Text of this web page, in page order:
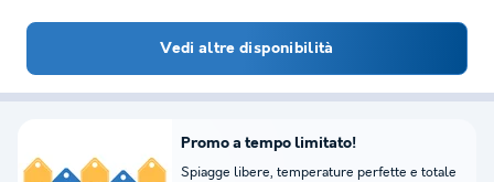
Vedi altre disponibilità
Promo a tempo limitato!
Spiagge libere, temperature perfette e totale